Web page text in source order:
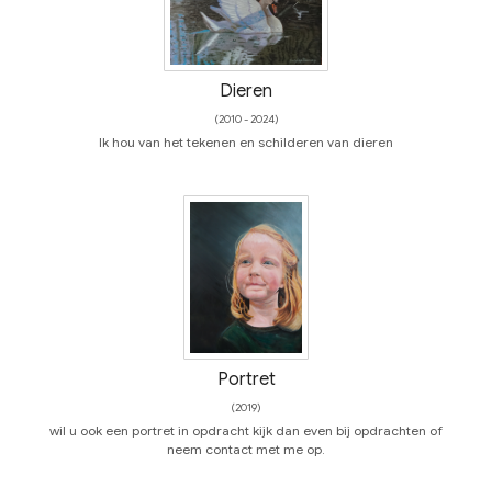
Dieren
(2010 - 2024)
Ik hou van het tekenen en schilderen van dieren
Portret
(2019)
wil u ook een portret in opdracht kijk dan even bij opdrachten of
neem contact met me op.